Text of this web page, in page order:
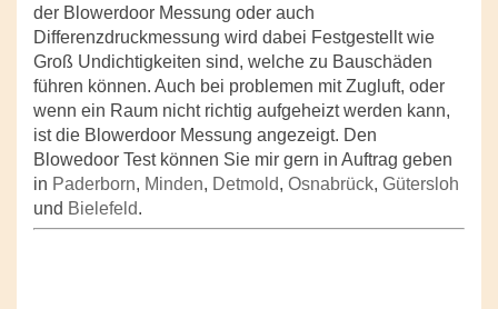
der Blowerdoor Messung oder auch
Differenzdruckmessung wird dabei Festgestellt wie
Groß Undichtigkeiten sind, welche zu Bauschäden
führen können. Auch bei problemen mit Zugluft, oder
wenn ein Raum nicht richtig aufgeheizt werden kann,
ist die Blowerdoor Messung angezeigt. Den
Blowedoor Test können Sie mir gern in Auftrag geben
in Paderborn, Minden, Detmold, Osnabrück, Gütersloh
und Bielefeld.